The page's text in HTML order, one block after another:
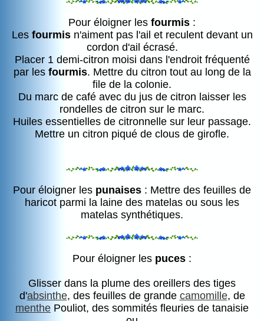
Pour éloigner les fourmis :
Les fourmisn'aiment pas l'ail et reculent devant un
cordon d'ail écrasé.
Placer 1 demi-citron moisi dans l'endroit fréquenté
par les fourmis. Mettre du citron tout au long de la
file de la colonie.
Du marc de café avec du jus de citron laisser les
rondelles de citron sur le marc.
Huiles essentielles de citronnelle sur leur passage.
Mettre un citron piqué de clous de girofle.
Pour éloigner les punaises : Mettre des feuilles de
haricot parmi la laine des matelas ou sous les
matelas synthétiques.
Pour éloigner les puces :
Glisser dans la plume des oreillers des tiges
d'absinthe, des feuilles de grande camomille, de
menthe Pouliot, des sommités fleuries de tanaisie